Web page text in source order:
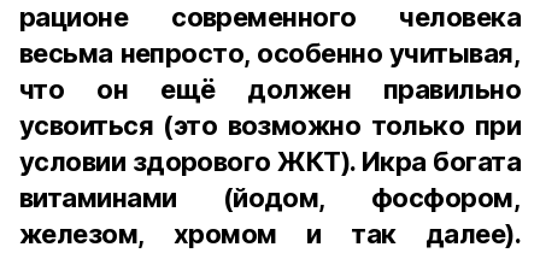
рационе современного человека
весьма непросто, особенно учитывая,
что он ещё должен правильно
усвоиться (это возможно только при
условии здорового ЖКТ). Икра богата
витаминами (йодом, фосфором,
железом, хромом и так далее).